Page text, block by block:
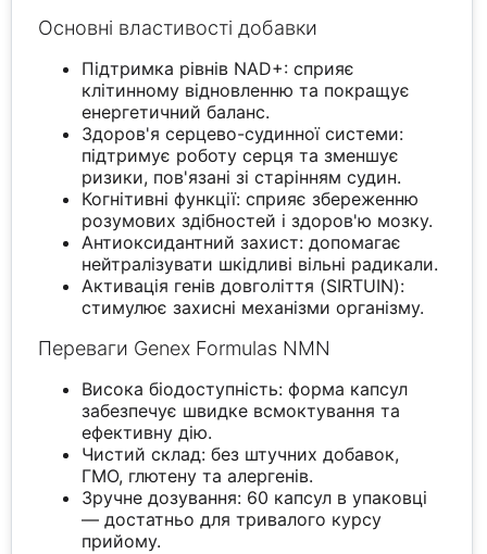
Основні властивості добавки
Підтримка рівнів NAD+: сприяє
клітинному відновленню та покращує
енергетичний баланс.
Здоров'я серцево-судинної системи:
підтримує роботу серця та зменшує
ризики, пов'язані зі старінням судин.
Когнітивні функції: сприяє збереженню
розумових здібностей і здоров'ю мозку.
Антиоксидантний захист: допомагає
нейтралізувати шкідливі вільні радикали.
Активація генів довголіття (SIRTUIN):
стимулює захисні механізми організму.
Переваги Genex Formulas NMN
Висока біодоступність: форма капсул
забезпечує швидке всмоктування та
ефективну дію.
Чистий склад: без штучних добавок,
ГМО, глютену та алергенів.
Зручне дозування: 60 капсул в упаковці
— достатньо для тривалого курсу
прийому.